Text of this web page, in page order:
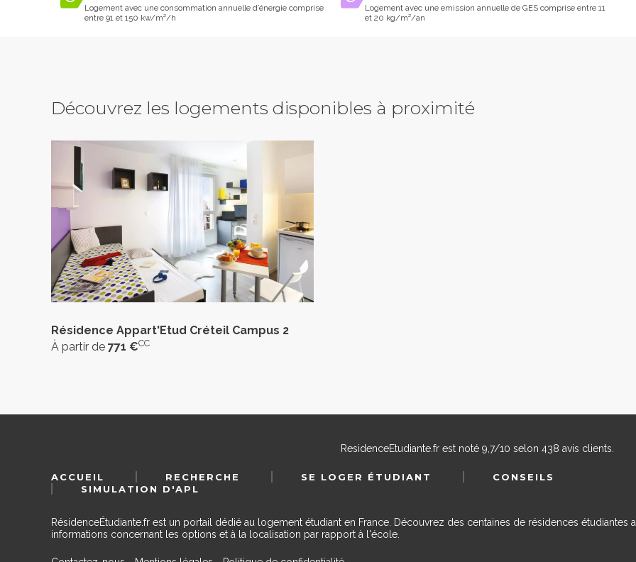
Logement avec une consommation annuelle d’énergie comprise
entre 91 et 150 kw/m²/h
Logement avec une emission annuelle de GES comprise entre 11
et 20 kg/m²/an
Découvrez les logements disponibles à proximité
Résidence Appart'Etud Créteil Campus 2
À partir de 771 €CC
ResidenceEtudiante.frest noté 9,7/10 selon 438 avis clients.
ACCUEIL RECHERCHE SE LOGER ÉTUDIANT
CONSEILS
SIMULATION D'APL
RésidenceÉtudiante.fr est un portail dédié au logement étudiant en France. Découvrez des centaines de résidences étudiantes
informations concernant les options et à la localisation par rapport à l'école.